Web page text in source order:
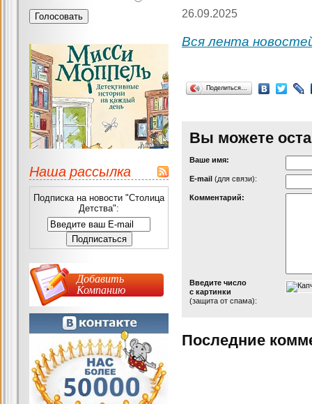
26.09.2025
Вся лента
Поделиться…
Вы можете
Ваше имя:
Е-mail (для связи):
Комментарий:
Введите число
с картинки
(защита от спама):
Последние
Наша рассылка
Подписка на новости "Столица
Детства":
Добавить
Компанию